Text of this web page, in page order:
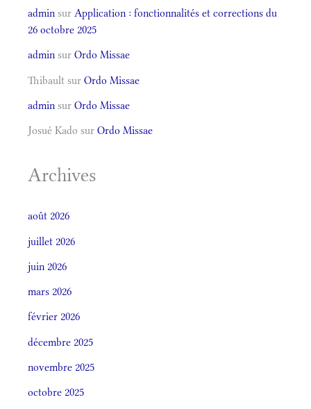
admin sur Application : fonctionnalités et corrections du
26 octobre 2025
admin sur Ordo Missae
Thibault sur Ordo Missae
admin sur Ordo Missae
Josué Kado sur Ordo Missae
Archives
août 2026
juillet 2026
juin 2026
mars 2026
février 2026
décembre 2025
novembre 2025
octobre 2025